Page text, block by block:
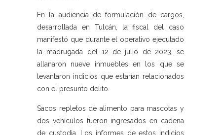
En la audiencia de formulación de cargos,
desarrollada en Tulcán, la fiscal del caso
manifestó que durante el operativo ejecutado
la madrugada del 12 de julio de 2023, se
allanaron nueve inmuebles en los que se
levantaron indicios que estarían relacionados
con el presunto delito.
Sacos repletos de alimento para mascotas y
dos vehículos fueron ingresados en cadena
de custodia. Los informes de estos indicios